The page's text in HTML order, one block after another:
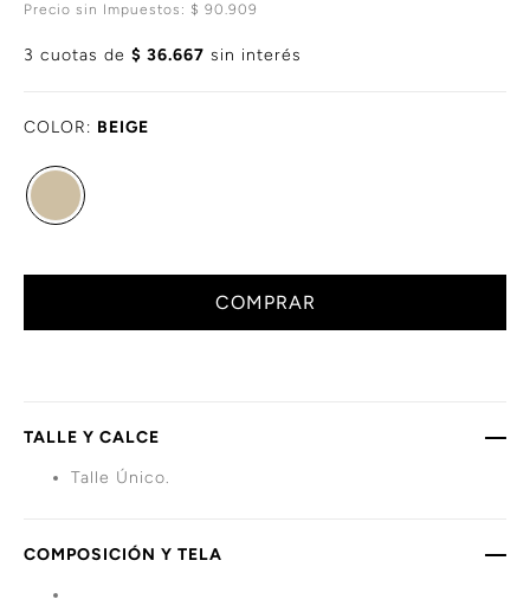
Precio sin Impuestos: $ 90.909
3 cuotas de $ 36.667 sin interés
COLOR: BEIGE
COMPRAR
TALLE Y CALCE
Talle Único.
COMPOSICIÓN Y TELA